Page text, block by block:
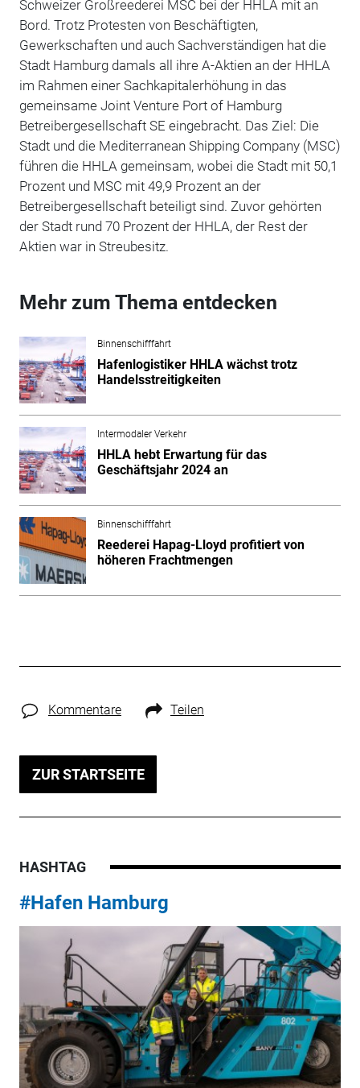
Schweizer Großreederei MSC bei der HHLA mit an
Bord. Trotz Protesten von Beschäftigten,
Gewerkschaften und auch Sachverständigen hat die
Stadt Hamburg damals all ihre A-Aktien an der HHLA
im Rahmen einer Sachkapitalerhöhung in das
gemeinsame Joint Venture Port of Hamburg
Betreibergesellschaft SE eingebracht. Das Ziel: Die
Stadt und die Mediterranean Shipping Company (MSC)
führen die HHLA gemeinsam, wobei die Stadt mit 50,1
Prozent und MSC mit 49,9 Prozent an der
Betreibergesellschaft beteiligt sind. Zuvor gehörten
der Stadt rund 70 Prozent der HHLA, der Rest der
Aktien war in Streubesitz.
Mehr zum Thema entdecken
Binnenschifffahrt
Hafenlogistiker HHLA wächst trotz
Handelsstreitigkeiten
Intermodaler Verkehr
HHLA hebt Erwartung für das
Geschäftsjahr 2024 an
Binnenschifffahrt
Reederei Hapag-Lloyd profitiert von
höheren Frachtmengen
Kommentare Teilen
ZUR STARTSEITE
HASHTAG
#Hafen Hamburg